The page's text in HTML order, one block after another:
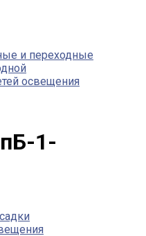
и переходные
освещения
1-